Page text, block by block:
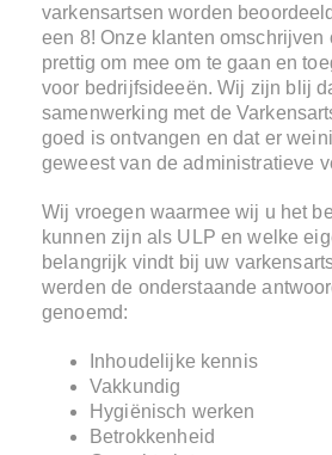
varkensartsen worden
een 8! Onze klanten omschrijven
prettig om mee om te gaan en
voor bedrijfsideeën. Wij zijn blij
samenwerking met de
goed is ontvangen en dat er
geweest van de administratieve
Wij vroegen waarmee wij u het
kunnen zijn als ULP en welke
belangrijk vindt bij uw
werden de onderstaande
genoemd:
Inhoudelijke kennis
Vakkundig
Hygiënisch werken
Betrokkenheid